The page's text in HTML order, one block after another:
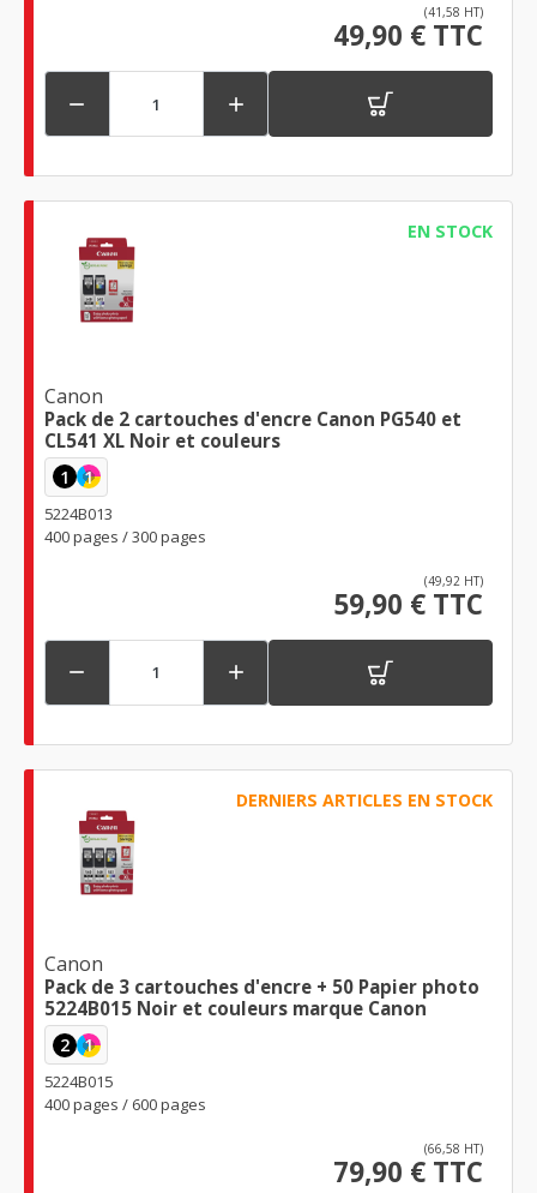
(41,58 HT)
49,90 € TTC
 
EN STOCK
Canon
Pack de 2 cartouches d'encre Canon PG540 et
CL541 XL Noir et couleurs
1 1
5224B013
400 pages / 300 pages
(49,92 HT)
59,90 € TTC
 
DERNIERS ARTICLES EN STOCK
Canon
Pack de 3 cartouches d'encre + 50 Papier photo
5224B015 Noir et couleurs marque Canon
2 1
5224B015
400 pages / 600 pages
(66,58 HT)
79,90 € TTC